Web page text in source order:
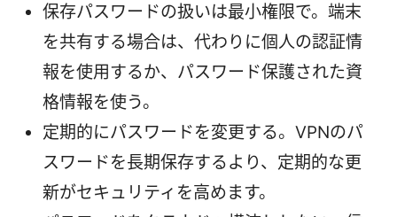
保存パスワードの扱いは最小権限で。端末
を共有する場合は、代わりに個人の認証情
報を使用するか、パスワード保護された資
格情報を使う。
定期的にパスワードを変更する。VPNのパ
スワードを長期保存するより、定期的な更
新がセキュリティを高めます。